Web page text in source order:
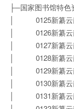
├─国家图书馆特色
│ 0125新纂云
│ 0126新纂云
│ 0127新纂云
│ 0128新纂云
│ 0129新纂云
│ 0130新纂云
│ 0131新纂云